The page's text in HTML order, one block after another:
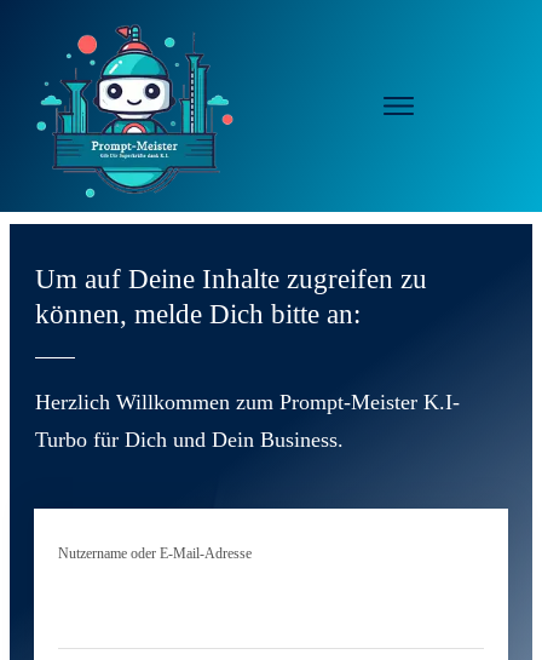
Um auf Deine Inhalte zugreifen zu
können, melde Dich bitte an:
Herzlich Willkommen zum Prompt-Meister K.I-
Turbo für Dich und Dein Business.
Nutzername oder E-Mail-Adresse